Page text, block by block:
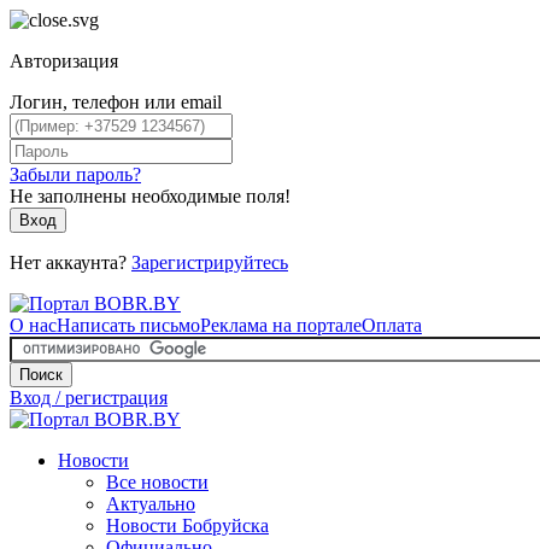
Авторизация
Логин, телефон или email
Забыли пароль?
Не заполнены необходимые поля!
Вход
Нет аккаунта? Зарегистрируйтесь
О насНаписать письмоРеклама на порталеОплата
Поиск
Вход / регистрация
Новости
Все новости
Актуально
Новости Бобруйска